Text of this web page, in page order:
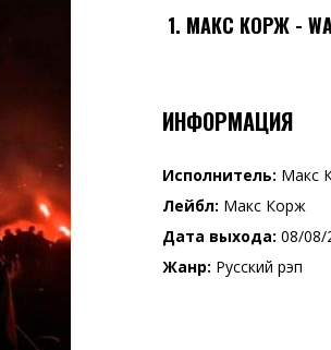
1. МАКС КОРЖ -
ИНФОРМАЦИЯ
Исполнитель: Макс
Лейбл: Макс Корж
Дата выхода: 08/08/
Жанр: Русский рэп